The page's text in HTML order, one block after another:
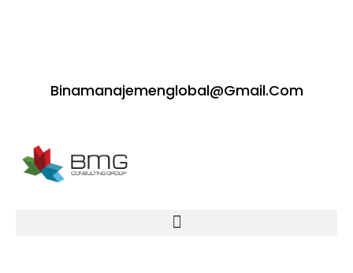
Binamanajemenglobal@gmail.com